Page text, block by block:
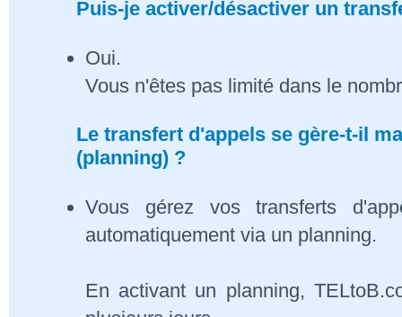
Puis-je activer/désactiver un
Oui.
Vous n'êtes pas limité dans le
Le transfert d'appels se gère-t-il
(planning) ?
Vous gérez vos transferts
automatiquement via un planning.
En activant un planning,